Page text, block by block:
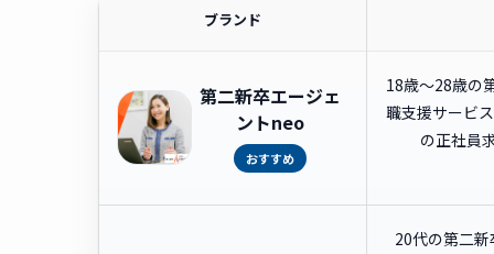
ブランド
第二新卒エージェ
ントneo
おすすめ
18歳〜28歳の
職支援サービ
の正社員
20代の第二